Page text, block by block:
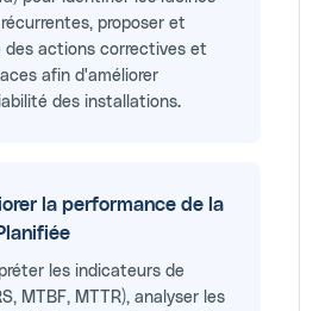
proposer et
actions correctives et
afin d'améliorer
des installations.
la performance de la
les indicateurs de
MTBF, MTTR), analyser les